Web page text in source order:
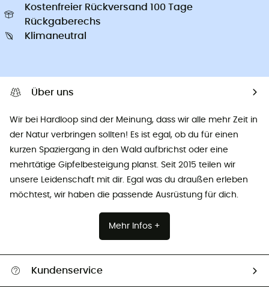
Kostenfreier Rückversand 100 Tage
Rückgaberechs
Klimaneutral
Über uns
Wir bei Hardloop sind der Meinung, dass wir alle mehr Zeit in
der Natur verbringen sollten! Es ist egal, ob du für einen
kurzen Spaziergang in den Wald aufbrichst oder eine
mehrtätige Gipfelbesteigung planst. Seit 2015 teilen wir
unsere Leidenschaft mit dir. Egal was du draußen erleben
möchtest, wir haben die passende Ausrüstung für dich.
Mehr Infos +
Kundenservice